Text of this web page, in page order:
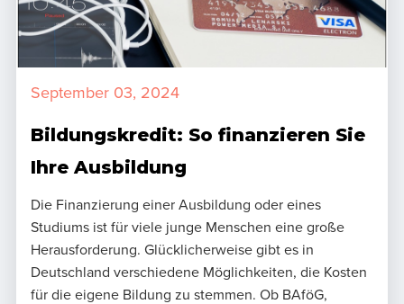
September 03, 2024
Bildungskredit: So finanzieren Sie
Ihre Ausbildung
Die Finanzierung einer Ausbildung oder eines
Studiums ist für viele junge Menschen eine große
Herausforderung. Glücklicherweise gibt es in
Deutschland verschiedene Möglichkeiten, die Kosten
für die eigene Bildung zu stemmen. Ob BAföG,